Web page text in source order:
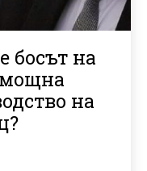
босът на
на